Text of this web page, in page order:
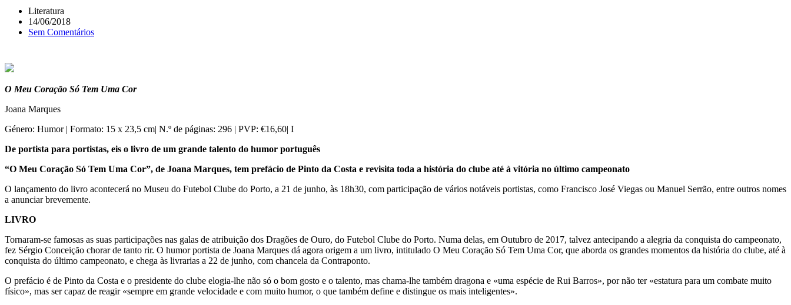
Literatura
14/06/2018
Sem Comentários
O Meu Coração Só Tem Uma Cor
Joana Marques
Género: Humor | Formato: 15 x 23,5 cm| N.º de páginas: 296 | PVP: €16,60| I
De portista para portistas, eis o livro de um grande talento do humor português
“O Meu Coração Só Tem Uma Cor”, de Joana Marques, tem prefácio de Pinto da Costa e revisita toda a história do clube até à vitória no último campeonato
O lançamento do livro acontecerá no Museu do Futebol Clube do Porto, a 21 de junho, às 18h30, com participação de vários notáveis portistas, como Francisco José Viegas ou Manuel Serrão, entre outros nomes
a anunciar brevemente.
LIVRO
Tornaram-se famosas as suas participações nas galas de atribuição dos Dragões de Ouro, do Futebol Clube do Porto. Numa delas, em Outubro de 2017, talvez antecipando a alegria da conquista do campeonato,
fez Sérgio Conceição chorar de tanto rir. O humor portista de Joana Marques dá agora origem a um livro, intitulado O Meu Coração Só Tem Uma Cor, que aborda os grandes momentos da história do clube, até à
conquista do último campeonato, e chega às livrarias a 22 de junho, com chancela da Contraponto.
O prefácio é de Pinto da Costa e o presidente do clube elogia-lhe não só o bom gosto e o talento, mas chama-lhe também dragona e «uma espécie de Rui Barros», por não ter «estatura para um combate muito
físico», mas ser capaz de reagir «sempre em grande velocidade e com muito humor, o que também define e distingue os mais inteligentes».